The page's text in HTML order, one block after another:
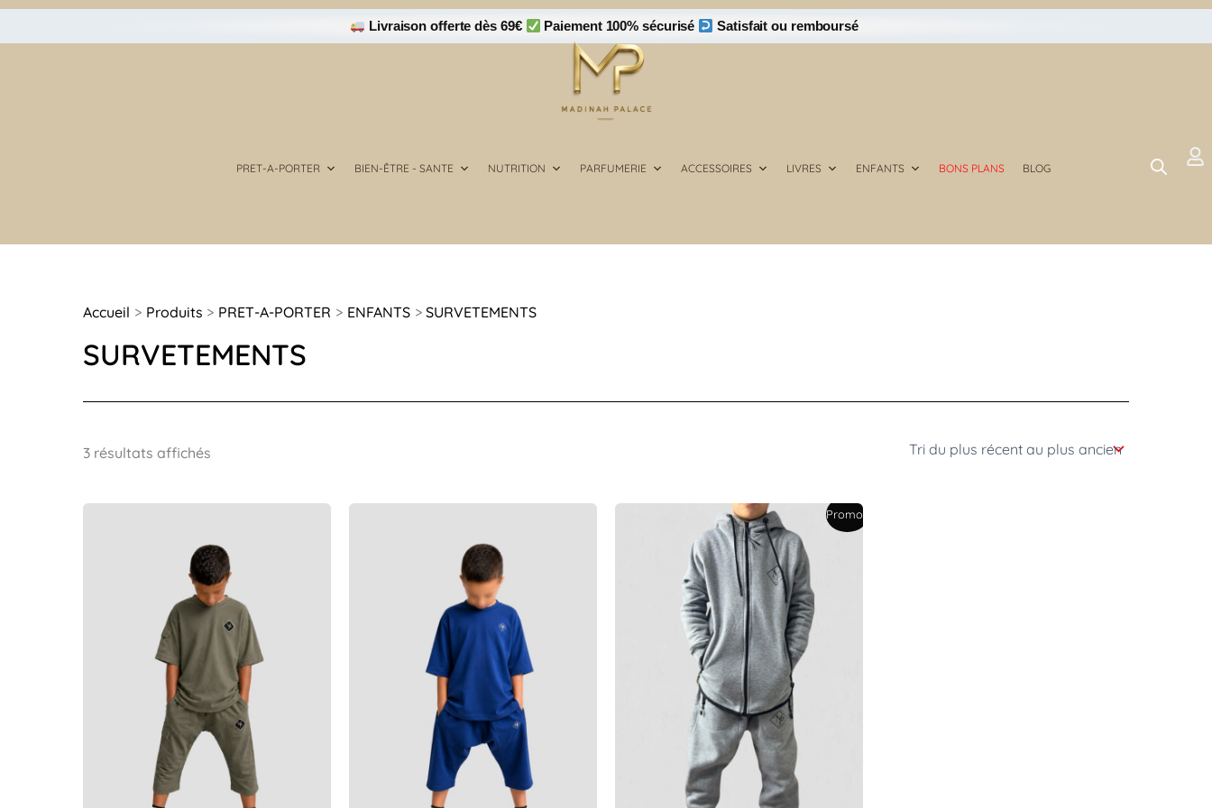
Aller
Livraison offerte dès 69€ Paiement 100% sécurisé Satisfait ou remboursé
PRET-A-PORTER BIEN-ÊTRE - SANTE NUTRITION PARFUMERIE ACCESSOIRES LIVRES ENFANTS BONS PLANS BLOG
Accueil Produits PRET-A-PORTER ENFANTS SURVETEMENTS
SURVETEMENTS
3 résultats affichés
Trié
Promo !
Le
prix
initial
était :
30,00€.
prix
actuel
est :
24,00€.